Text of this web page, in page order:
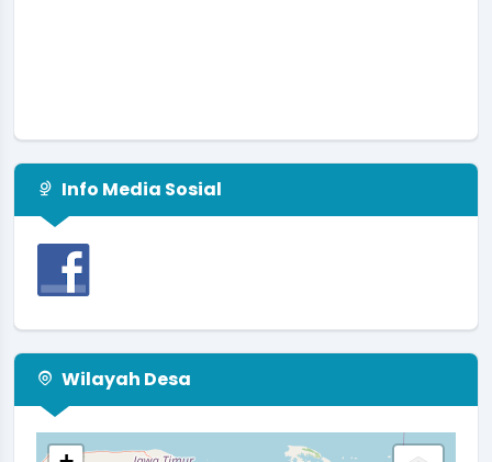
Info Media Sosial
Wilayah Desa